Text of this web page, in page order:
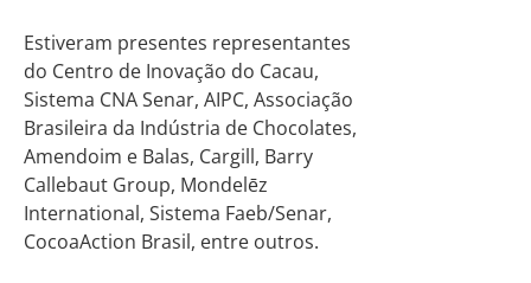
Estiveram presentes representantes
do Centro de Inovação do Cacau,
Sistema CNA Senar, AIPC, Associação
Brasileira da Indústria de Chocolates,
Amendoim e Balas, Cargill, Barry
Callebaut Group, Mondelēz
International, Sistema Faeb/Senar,
CocoaAction Brasil, entre outros.